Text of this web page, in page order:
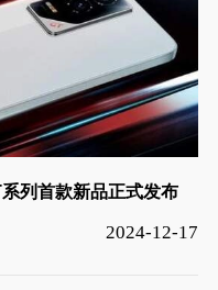
列首款新品正式发布
2024-12-17